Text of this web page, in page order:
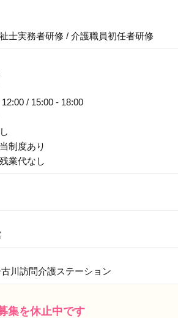
士実務者研修 / 介護職員初任者研修
/ 15:00 - 18:00
制度あり
業代なし
川訪問介護ステーション
集を休止中です